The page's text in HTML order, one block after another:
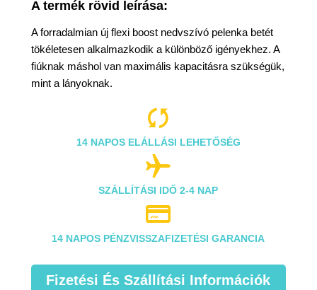
A forradalmian új flexi boost nedvszívó pelenka betét
tökéletesen alkalmazkodik a különböző igényekhez. A
fiúknak máshol van maximális kapacitásra szükségük,
mint a lányoknak.

14 NAPOS ELÁLLÁSI LEHETŐSÉG

SZÁLLÍTÁSI IDŐ 2-4 NAP

14 NAPOS PÉNZVISSZAFIZETÉSI GARANCIA
Fizetési És Szállítási Információk